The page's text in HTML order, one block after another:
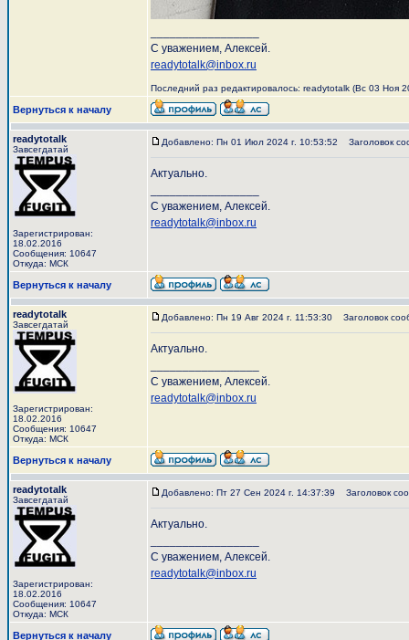
С уважением, Алексей.
readytotalk@inbox.ru
Последний раз редактировалось: readytotalk (Вс 03 Ноя
Вернуться к началу
readytotalk
Завсегдатай
Зарегистрирован:
18.02.2016
Сообщения: 10647
Откуда: МСК
Добавлено: Пн 01 Июл 2024 г. 10:53:52 Заголовок
Актуально.
С уважением, Алексей.
readytotalk@inbox.ru
Вернуться к началу
readytotalk
Завсегдатай
Зарегистрирован:
18.02.2016
Сообщения: 10647
Откуда: МСК
Добавлено: Пн 19 Авг 2024 г. 11:53:30 Заголовок
Актуально.
С уважением, Алексей.
readytotalk@inbox.ru
Вернуться к началу
readytotalk
Завсегдатай
Зарегистрирован:
18.02.2016
Сообщения: 10647
Откуда: МСК
Добавлено: Пт 27 Сен 2024 г. 14:37:39 Заголовок
Актуально.
С уважением, Алексей.
readytotalk@inbox.ru
Вернуться к началу